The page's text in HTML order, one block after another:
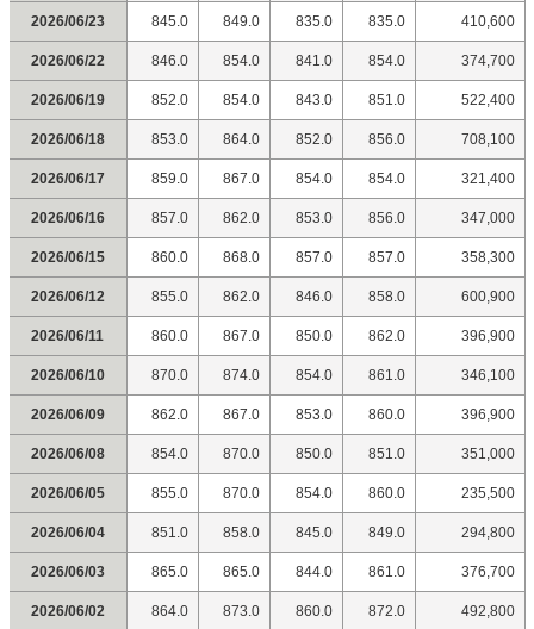
2026/06/23 845.0 849.0 835.0 835.0 410,600
2026/06/22 846.0 854.0 841.0 854.0 374,700
2026/06/19 852.0 854.0 843.0 851.0 522,400
2026/06/18 853.0 864.0 852.0 856.0 708,100
2026/06/17 859.0 867.0 854.0 854.0 321,400
2026/06/16 857.0 862.0 853.0 856.0 347,000
2026/06/15 860.0 868.0 857.0 857.0 358,300
2026/06/12 855.0 862.0 846.0 858.0 600,900
2026/06/11 860.0 867.0 850.0 862.0 396,900
2026/06/10 870.0 874.0 854.0 861.0 346,100
2026/06/09 862.0 867.0 853.0 860.0 396,900
2026/06/08 854.0 870.0 850.0 851.0 351,000
2026/06/05 855.0 870.0 854.0 860.0 235,500
2026/06/04 851.0 858.0 845.0 849.0 294,800
2026/06/03 865.0 865.0 844.0 861.0 376,700
2026/06/02 864.0 873.0 860.0 872.0 492,800